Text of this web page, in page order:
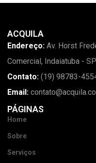
ACQUILA
Endereço: Av. Horst
Comercial, Indaiatuba - SP
Contato: (19) 98783-
Email:
PÁGINAS
Home
Sobre
Serviços